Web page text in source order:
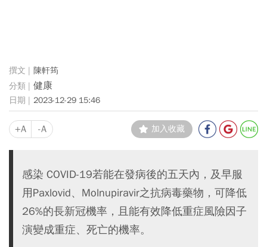
陳軒筠
健康
2023-12-29 15:46
+A -A 加入收藏
感染 COVID-19若能在發病後的五天內，及早服
用Paxlovid、Molnupiravir之抗病毒藥物，可降低
26%的長新冠機率，且能有效降低重症風險因子
演變成重症、死亡的機率。